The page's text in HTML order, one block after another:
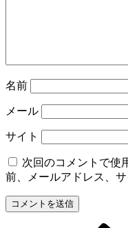
名前
メール
サイト
次回のコメントで使
前、メールアドレス、サ